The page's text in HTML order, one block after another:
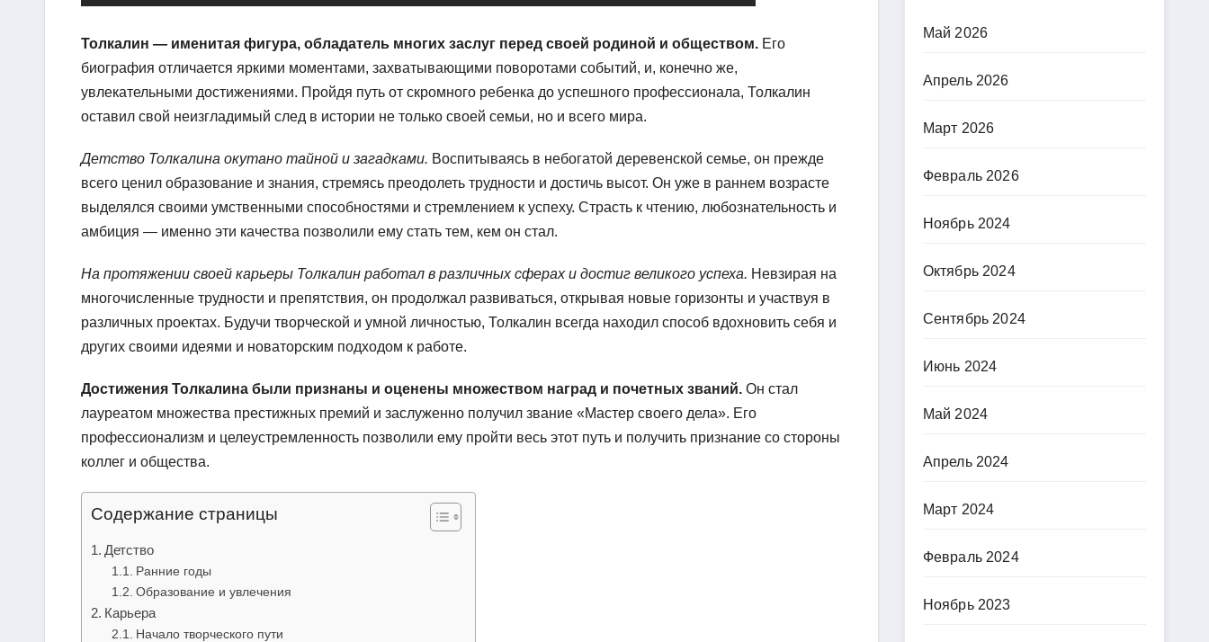
Толкалин — именитая фигура, обладатель многих заслуг перед своей родиной и обществом. Его
биография отличается яркими моментами, захватывающими поворотами событий, и, конечно же,
увлекательными достижениями. Пройдя путь от скромного ребенка до успешного профессионала, Толкалин
оставил свой неизгладимый след в истории не только своей семьи, но и всего мира.
Детство Толкалина окутано тайной и загадками. Воспитываясь в небогатой деревенской семье, он прежде
всего ценил образование и знания, стремясь преодолеть трудности и достичь высот. Он уже в раннем возрасте
выделялся своими умственными способностями и стремлением к успеху. Страсть к чтению, любознательность и
амбиция — именно эти качества позволили ему стать тем, кем он стал.
На протяжении своей карьеры Толкалин работал в различных сферах и достиг великого успеха. Невзирая на
многочисленные трудности и препятствия, он продолжал развиваться, открывая новые горизонты и участвуя в
различных проектах. Будучи творческой и умной личностью, Толкалин всегда находил способ вдохновить себя и
других своими идеями и новаторским подходом к работе.
Достижения Толкалина были признаны и оценены множеством наград и почетных званий. Он стал
лауреатом множества престижных премий и заслуженно получил звание «Мастер своего дела». Его
профессионализм и целеустремленность позволили ему пройти весь этот путь и получить признание со стороны
коллег и общества.
Содержание страницы
Детство
Ранние годы
Образование и увлечения
Карьера
Начало творческого пути
Май 2026
Апрель 2026
Март 2026
Февраль 2026
Ноябрь 2024
Октябрь 2024
Сентябрь 2024
Июнь 2024
Май 2024
Апрель 2024
Март 2024
Февраль 2024
Ноябрь 2023